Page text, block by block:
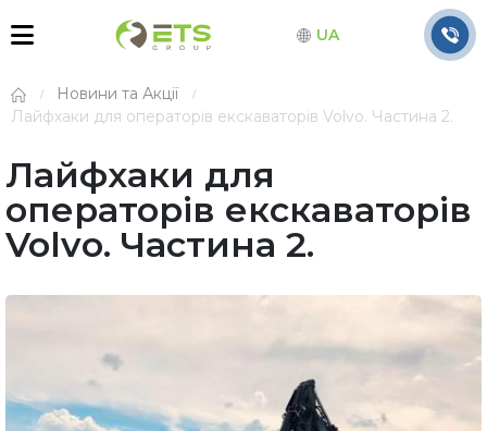
UA
Новини та Акції
Лайфхаки для операторів екскаваторів Volvo. Частина 2.
Лайфхаки для
операторів екскаваторів
Volvo. Частина 2.